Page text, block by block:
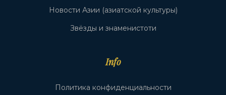
Новости Азии (азиатской культуры)
Звёзды и знаменистоти
Info
Политика конфиденциальности